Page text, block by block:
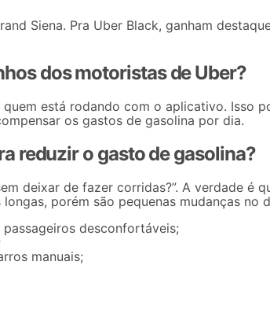
Siena. Pra Uber Black, ganham
dos motoristas de Uber?
está rodando com o aplicativo. Isso
os gastos de gasolina por dia.
reduzir o gasto de gasolina?
deixar de fazer corridas?”. A verdade é
longas, porém são pequenas mudanças no
desconfortáveis;
manuais;